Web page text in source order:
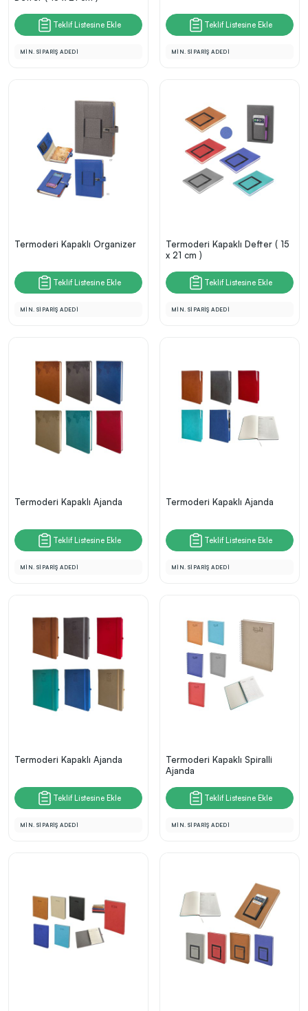
Teklif Listesine Ekle
MİN. SİPARİŞ ADEDİ
Teklif Listesine Ekle
MİN. SİPARİŞ ADEDİ
Termoderi Kapaklı Organizer
Teklif Listesine Ekle
MİN. SİPARİŞ ADEDİ
Termoderi Kapaklı Defter ( 15
x 21 cm )
Teklif Listesine Ekle
MİN. SİPARİŞ ADEDİ
Termoderi Kapaklı Ajanda
Teklif Listesine Ekle
MİN. SİPARİŞ ADEDİ
Termoderi Kapaklı Ajanda
Teklif Listesine Ekle
MİN. SİPARİŞ ADEDİ
Termoderi Kapaklı Ajanda
Teklif Listesine Ekle
MİN. SİPARİŞ ADEDİ
Termoderi Kapaklı Spiralli
Ajanda
Teklif Listesine Ekle
MİN. SİPARİŞ ADEDİ